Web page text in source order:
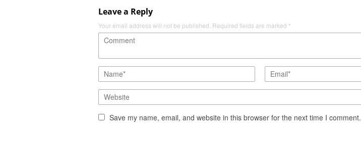
Leave a Reply
Your email address will not be published. Required fields are marked *
Save my name, email, and website in this browser for the next time I comment.